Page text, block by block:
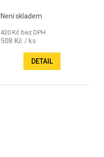
Není skladem
420 Kč bez DPH
508 Kč / ks
DETAIL